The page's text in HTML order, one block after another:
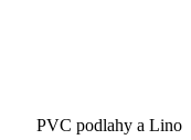
PVC podlahy a Lino